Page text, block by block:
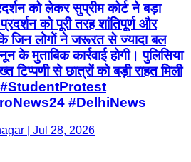
को लेकर सुप्रीम कोर्ट ने बड़ा
को पूरी तरह शांतिपूर्ण और
जिन लोगों ने जरूरत से ज्यादा बल
के मुताबिक कार्रवाई होगी। पुलिसिया
टिप्पणी से छात्रों को बड़ी राहत मिली
#DelhiNews
| Jul 28, 2026